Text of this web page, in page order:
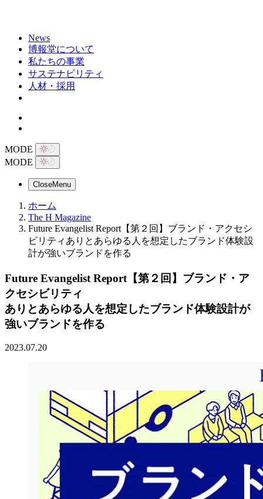
News
博報堂について
私たちの事業
サステナビリティ
人材・採用
MODE
MODE
CloseMenu
ホーム
The H Magazine
Future Evangelist Report【第２回】ブランド・アクセシ
ビリティありとあらゆる人を想定したブランド体験設
計が強いブランドを作る
Future Evangelist Report【第２回】ブランド・ア
クセシビリティ
ありとあらゆる人を想定したブランド体験設計が
強いブランドを作る
2023.07.20